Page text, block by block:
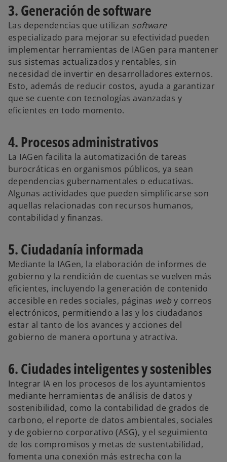
3. Generación de software
Las dependencias que utilizan software
especializado para mejorar su efectividad pueden
implementar herramientas de IAGen para mantener
sus sistemas actualizados y rentables, sin
necesidad de invertir en desarrolladores externos.
Esto, además de reducir costos, ayuda a garantizar
que se cuente con tecnologías avanzadas y
eficientes en todo momento.
4. Procesos administrativos
La IAGen facilita la automatización de tareas
burocráticas en organismos públicos, ya sean
dependencias gubernamentales o educativas.
Algunas actividades que pueden simplificarse son
aquellas relacionadas con recursos humanos,
contabilidad y finanzas.
5. Ciudadanía informada
Mediante la IAGen, la elaboración de informes de
gobierno y la rendición de cuentas se vuelven más
eficientes, incluyendo la generación de contenido
accesible en redes sociales, páginas web y correos
electrónicos, permitiendo a las y los ciudadanos
estar al tanto de los avances y acciones del
gobierno de manera oportuna y atractiva.
6. Ciudades inteligentes y sostenibles
Integrar IA en los procesos de los ayuntamientos
mediante herramientas de análisis de datos y
sostenibilidad, como la contabilidad de grados de
carbono, el reporte de datos ambientales, sociales
y de gobierno corporativo (ASG), y el seguimiento
de los compromisos y metas de sustentabilidad,
fomenta una conexión más estrecha con la